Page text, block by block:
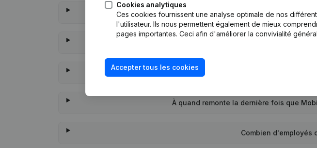
Quel est l'identifiant
Quelle est
À quand remonte la dernière fois que
Combien d'employés
Cookies analytiques
Ces cookies fournissent une analyse optimale de nos
l'utilisateur. Ils nous permettent également de mieux
pages importantes. Ceci afin d'améliorer la convivialité
Accepter tous les cookies